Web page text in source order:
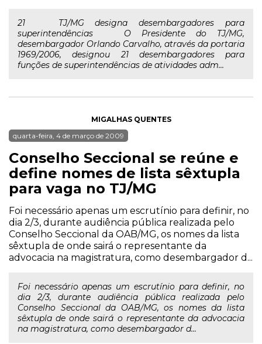
21 TJ/MG designa desembargadores para
superintendências O Presidente do TJ/MG,
desembargador Orlando Carvalho, através da portaria
1969/2006, designou 21 desembargadores para
funções de superintendências de atividades adm...
MIGALHAS QUENTES
quarta-feira, 4 de março de 2009
Conselho Seccional se reúne e
define nomes de lista sêxtupla
para vaga no TJ/MG
Foi necessário apenas um escrutínio para definir, no
dia 2/3, durante audiência pública realizada pelo
Conselho Seccional da OAB/MG, os nomes da lista
sêxtupla de onde sairá o representante da
advocacia na magistratura, como desembargador d...
Foi necessário apenas um escrutínio para definir, no
dia 2/3, durante audiência pública realizada pelo
Conselho Seccional da OAB/MG, os nomes da lista
sêxtupla de onde sairá o representante da advocacia
na magistratura, como desembargador d...